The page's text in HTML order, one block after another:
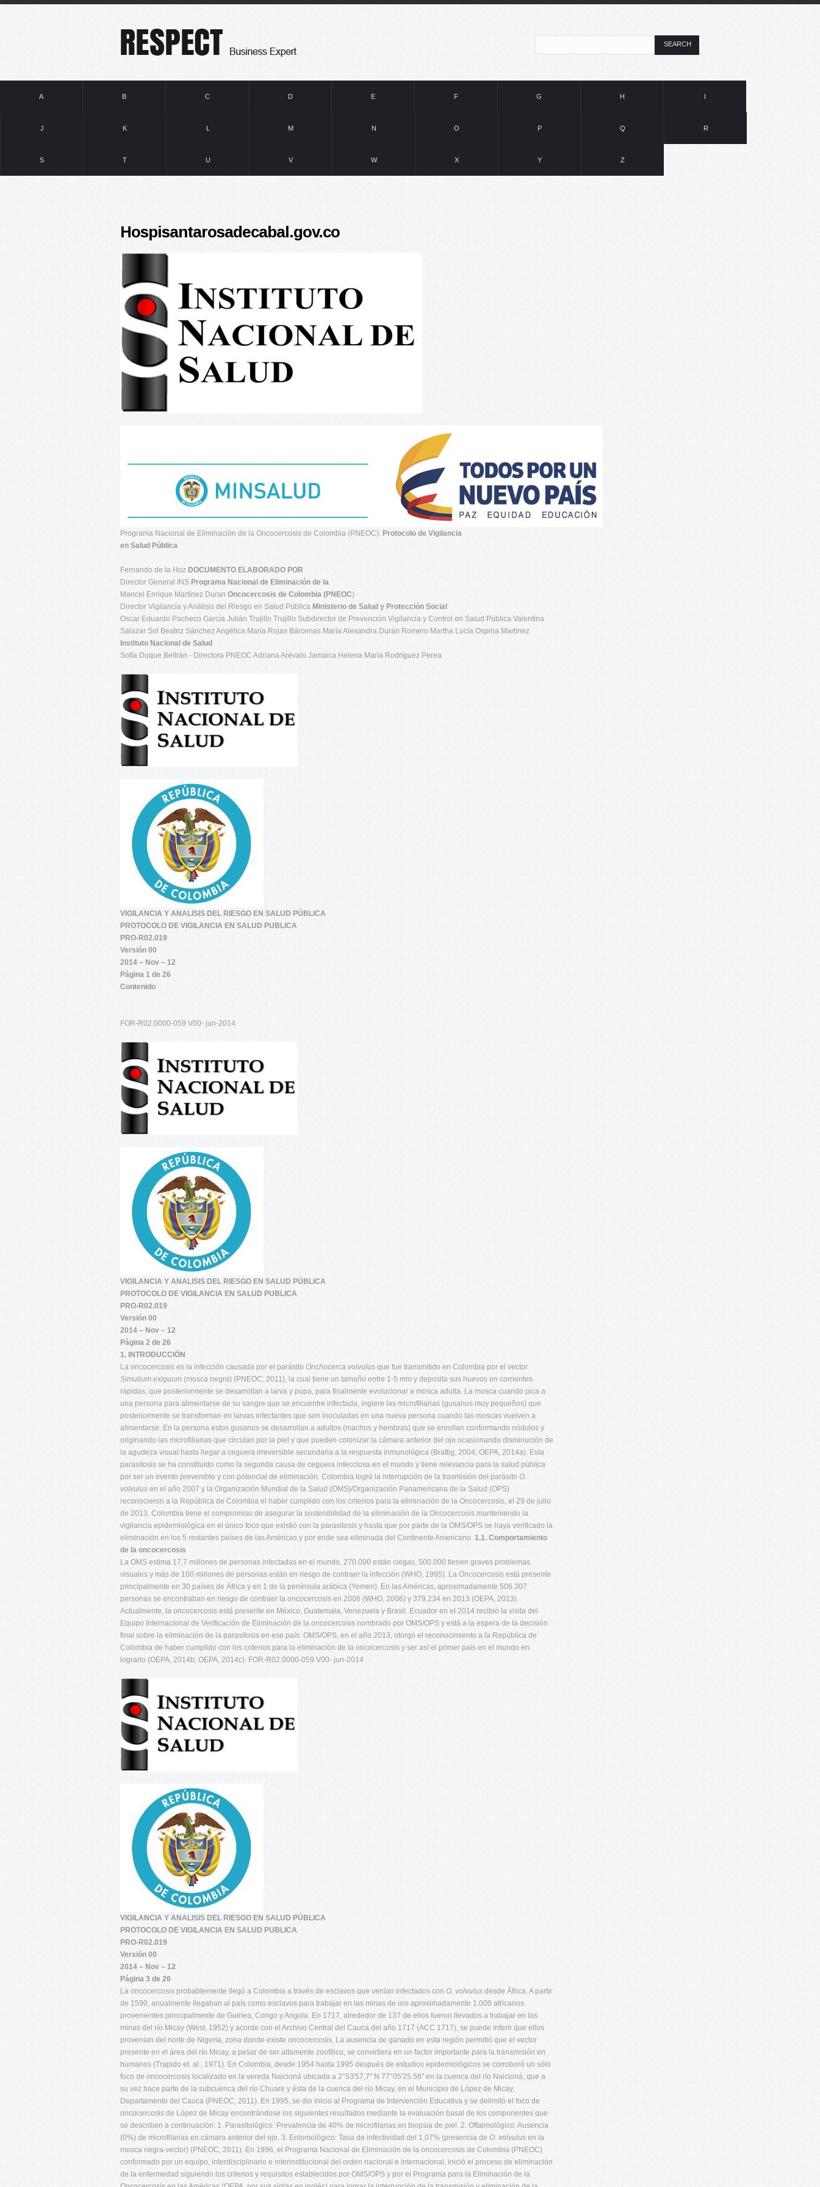
SEARCH
A B C D E F G H I
J K L M N O P Q R
S T U V W X Y Z
Hospisantarosadecabal.gov.co
Programa Nacional de Eliminación de la Oncocercosis de Colombia (PNEOC). Protocolo de Vigilancia
en Salud Pública
Fernando de la Hoz DOCUMENTO ELABORADO POR
Director General INS Programa Nacional de Eliminación de la
Mancel Enrique Martínez Duran Oncocercosis de Colombia (PNEOC)
Director Vigilancia y Análisis del Riesgo en Salud Pública Ministerio de Salud y Protección Social
Oscar Eduardo Pacheco García Julián Trujillo Trujillo Subdirector de Prevención Vigilancia y Control en Salud Pública Valentina
Salazar Sol Beatriz Sánchez Angélica María Rojas Bárcenas María Alexandra Durán Romero Martha Lucía Ospina Martínez
Instituto Nacional de Salud
Sofía Duque Beltrán - Directora PNEOC Adriana Arévalo Jamaica Helena María Rodríguez Perea
VIGILANCIA Y ANALISIS DEL RIESGO EN SALUD PÚBLICA
PROTOCOLO DE VIGILANCIA EN SALUD PUBLICA
PRO-R02.019
Versión 00
2014 – Nov – 12
Página 1 de 26
Contenido
FOR-R02.0000-059 V00- jun-2014
VIGILANCIA Y ANALISIS DEL RIESGO EN SALUD PÚBLICA
PROTOCOLO DE VIGILANCIA EN SALUD PUBLICA
PRO-R02.019
Versión 00
2014 – Nov – 12
Página 2 de 26
1. INTRODUCCIÓN
La oncocercosis es la infección causada por el parásito Onchocerca volvulus que fue transmitido en Colombia por el vector
Simulium exiguum (mosca negra) (PNEOC; 2011), la cual tiene un tamaño entre 1-5 mm y deposita sus huevos en corrientes
rápidas, que posteriormente se desarrollan a larva y pupa, para finalmente evolucionar a mosca adulta. La mosca cuando pica a
una persona para alimentarse de su sangre que se encuentre infectada, ingiere las microfiliarias (gusanos muy pequeños) que
posteriormente se transforman en larvas infectantes que son inoculadas en una nueva persona cuando las moscas vuelven a
alimentarse. En la persona estos gusanos se desarrollan a adultos (machos y hembras) que se enrollan conformando nódulos y
originando las microfiliarias que circulan por la piel y que pueden colonizar la cámara anterior del ojo ocasionando disminución de
la agudeza visual hasta llegar a ceguera irreversible secundaria a la respuesta inmunológica (Brattig, 2004; OEPA, 2014a). Esta
parasitosis se ha constituido como la segunda causa de ceguera infecciosa en el mundo y tiene relevancia para la salud pública
por ser un evento prevenible y con potencial de eliminación. Colombia logró la interrupción de la trasmisión del parásito O.
volvulus en el año 2007 y la Organización Mundial de la Salud (OMS)/Organización Panamericana de la Salud (OPS)
reconocieron a la República de Colombia el haber cumplido con los criterios para la eliminación de la Oncocercosis, el 29 de julio
de 2013. Colombia tiene el compromiso de asegurar la sostenibilidad de la eliminación de la Oncocercosis manteniendo la
vigilancia epidemiológica en el único foco que existió con la parasitosis y hasta que por parte de la OMS/OPS se haya verificado la
eliminación en los 5 restantes países de las Américas y por ende sea eliminada del Continente Americano. 1.1. Comportamiento
de la oncocercosis
La OMS estima 17,7 millones de personas infectadas en el mundo, 270.000 están ciegas, 500.000 tienen graves problemas
visuales y más de 100 millones de personas están en riesgo de contraer la infección (WHO, 1995). La Oncocercosis está presente
principalmente en 30 países de África y en 1 de la península arábica (Yemen). En las Américas, aproximadamente 506.307
personas se encontraban en riesgo de contraer la oncocercosis en 2006 (WHO, 2006) y 379.234 en 2013 (OEPA, 2013).
Actualmente, la oncocercosis está presente en México, Guatemala, Venezuela y Brasil. Ecuador en el 2014 recibió la visita del
Equipo Internacional de Verificación de Eliminación de la oncocercosis nombrado por OMS/OPS y está a la espera de la decisión
final sobre la eliminación de la parasitosis en ese país. OMS/OPS, en el año 2013, otorgó el reconocimiento a la República de
Colombia de haber cumplido con los criterios para la eliminación de la oncocercosis y ser así el primer país en el mundo en
lograrlo (OEPA, 2014b; OEPA, 2014c). FOR-R02.0000-059 V00- jun-2014
VIGILANCIA Y ANALISIS DEL RIESGO EN SALUD PÚBLICA
PROTOCOLO DE VIGILANCIA EN SALUD PUBLICA
PRO-R02.019
Versión 00
2014 – Nov – 12
Página 3 de 26
La oncocercosis probablemente llegó a Colombia a través de esclavos que venían infectados con O. volvulus desde África. A partir
de 1590, anualmente llegaban al país como esclavos para trabajar en las minas de oro aproximadamente 1.000 africanos
provenientes principalmente de Guinea, Congo y Angola. En 1717, alrededor de 137 de ellos fueron llevados a trabajar en las
minas del río Micay (West, 1952) y acorde con el Archivo Central del Cauca del año 1717 (ACC 1717), se puede inferir que ellos
provenían del norte de Nigeria, zona donde existe oncocercosis. La ausencia de ganado en esta región permitió que el vector
presente en el área del río Micay, a pesar de ser altamente zoofílico, se convirtiera en un factor importante para la transmisión en
humanos (Trapido et. al., 1971). En Colombia, desde 1954 hasta 1995 después de estudios epidemiológicos se corroboró un sólo
foco de oncocercosis localizado en la vereda Naicioná ubicada a 2°53'57,7" N 77°05'25.56" en la cuenca del río Naicioná, que a
su vez hace parte de la subcuenca del río Chuare y ésta de la cuenca del río Micay, en el Municipio de López de Micay,
Departamento del Cauca (PNEOC, 2011). En 1995, se dio inicio al Programa de Intervención Educativa y se delimitó el foco de
oncocercosis de López de Micay encontrándose los siguientes resultados mediante la evaluación basal de los componentes que
se describen a continuación: 1. Parasitológico: Prevalencia de 40% de microfilarias en biopsia de piel. 2. Oftalmológico: Ausencia
(0%) de microfilarias en cámara anterior del ojo. 3. Entomológico: Tasa de infectividad del 1,07% (presencia de O. volvulus en la
mosca negra-vector) (PNEOC, 2011). En 1996, el Programa Nacional de Eliminación de la oncocercosis de Colombia (PNEOC)
conformado por un equipo, interdisciplinario e interinstitucional del orden nacional e internacional, inició el proceso de eliminación
de la enfermedad siguiendo los criterios y requisitos establecidos por OMS/OPS y por el Programa para la Eliminación de la